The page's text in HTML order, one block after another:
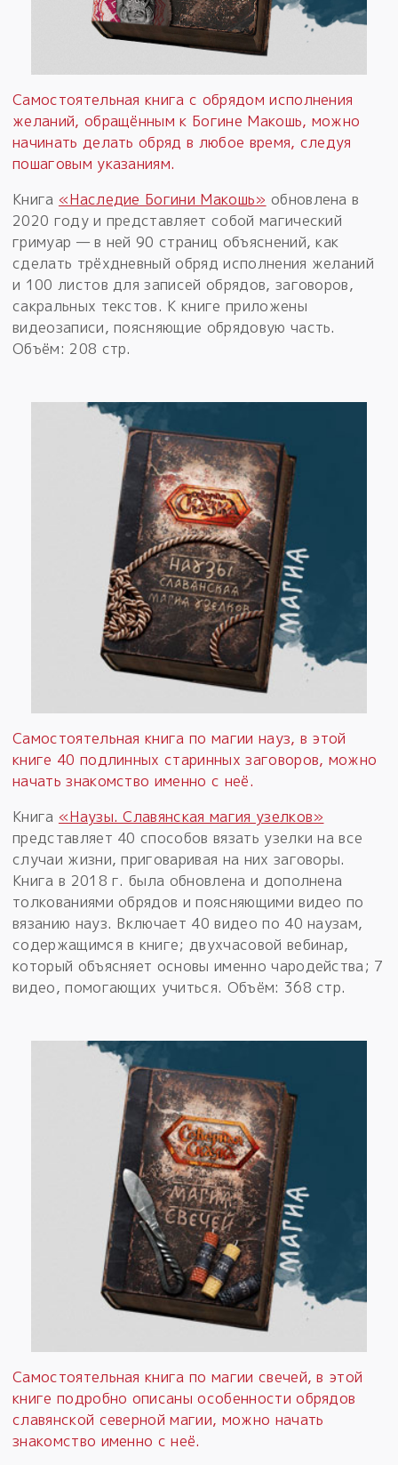
Самостоятельная книга с обрядом исполнения
желаний, обращённым к Богине Макошь, можно
начинать делать обряд в любое время, следуя
пошаговым указаниям.
Книга «Наследие Богини Макошь» обновлена в
2020 году и представляет собой магический
гримуар — в ней 90 страниц объяснений, как
сделать трёхдневный обряд исполнения желаний
и 100 листов для записей обрядов, заговоров,
сакральных текстов. К книге приложены
видеозаписи, поясняющие обрядовую часть.
Объём: 208 стр.
Самостоятельная книга по магии науз, в этой
книге 40 подлинных старинных заговоров, можно
начать знакомство именно с неё.
Книга «Наузы. Славянская магия узелков»
представляет 40 способов вязать узелки на все
случаи жизни, приговаривая на них заговоры.
Книга в 2018 г. была обновлена и дополнена
толкованиями обрядов и поясняющими видео по
вязанию науз. Включает 40 видео по 40 наузам,
содержащимся в книге; двухчасовой вебинар,
который объясняет основы именно чародейства; 7
видео, помогающих учиться. Объём: 368 стр.
Самостоятельная книга по магии свечей, в этой
книге подробно описаны особенности обрядов
славянской северной магии, можно начать
знакомство именно с неё.